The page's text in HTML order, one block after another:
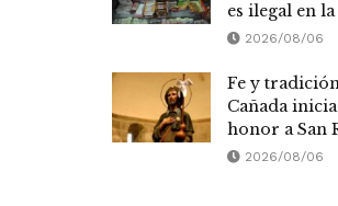
es ilegal en
2026/08/06
Fe y
Cañada
honor a San
2026/08/06